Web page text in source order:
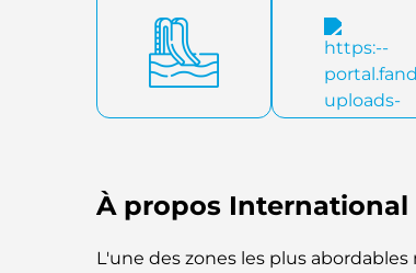
À propos International
L'une des zones les plus